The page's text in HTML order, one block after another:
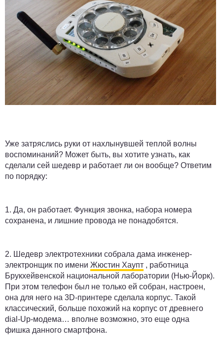
Уже затряслись руки от нахлынувшей теплой волны
воспоминаний? Может быть, вы хотите узнать, как
сделали сей шедевр и работает ли он вообще? Ответим
по порядку:
1. Да, он работает. Функция звонка, набора номера
сохранена, и лишние провода не понадобятся.
2. Шедевр электротехники собрала дама инженер-
электронщик по имени Жюстин Хаупт , работница
Брукхейвенской национальной лаборатории (Нью-Йорк).
При этом телефон был не только ей собран, настроен,
она для него на 3D-принтере сделала корпус. Такой
классический, больше похожий на корпус от древнего
dial-Up-модема… вполне возможно, это еще одна
фишка данного смартфона.